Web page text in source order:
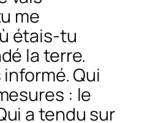
me
étais-tu
la terre.
Qui
: le
a tendu sur